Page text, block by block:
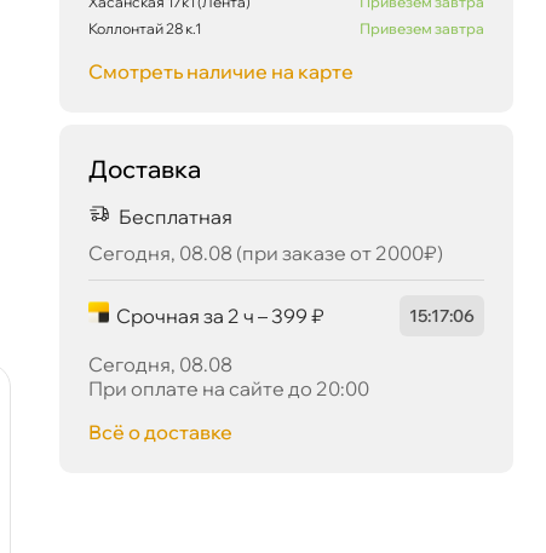
Коллонтай 28 к.1
Привезем завтра
Смотреть наличие на карте
Доставка
Бесплатная
Сегодня, 08.08 (при заказе от 2000₽)
Срочная за 2 ч – 399 ₽ 15:17:06
Сегодня, 08.08
При оплате на сайте до 20:00
сё о доставке
Сегодня, 08.08